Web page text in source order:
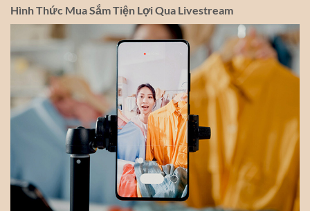
Hình Thức Mua Sắm Tiện Lợi Qua Livestream